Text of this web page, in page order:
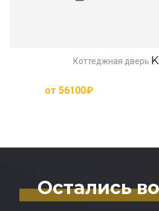
Коттеджная дверь
от 56100₽
Остались